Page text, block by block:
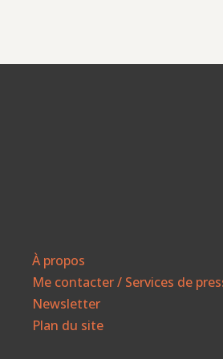
À propos
Me contacter / Services de
Newsletter
Plan du site